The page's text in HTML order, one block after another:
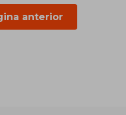
anterior